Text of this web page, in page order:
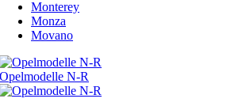
Monterey
Monza
Movano